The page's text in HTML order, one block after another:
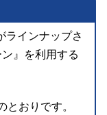
ラインナップさ
』を利用する
とおりです。